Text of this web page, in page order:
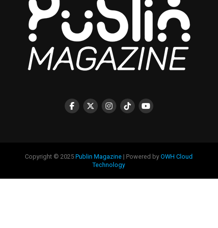
Copyright © 2025Publin Magazine | Powered byOWH Cloud
Technology